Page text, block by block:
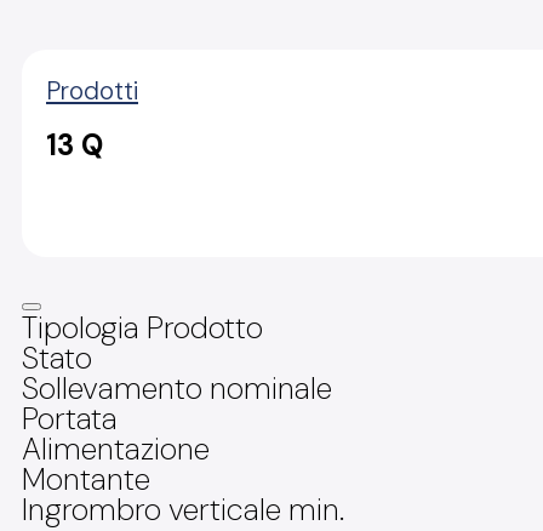
Prodotti
13 Q
Tipologia Prodotto
Stato
Sollevamento nominale
Portata
Alimentazione
Montante
Ingrombro verticale min.